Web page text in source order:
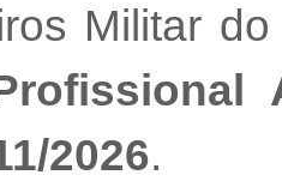
Militar
2026.